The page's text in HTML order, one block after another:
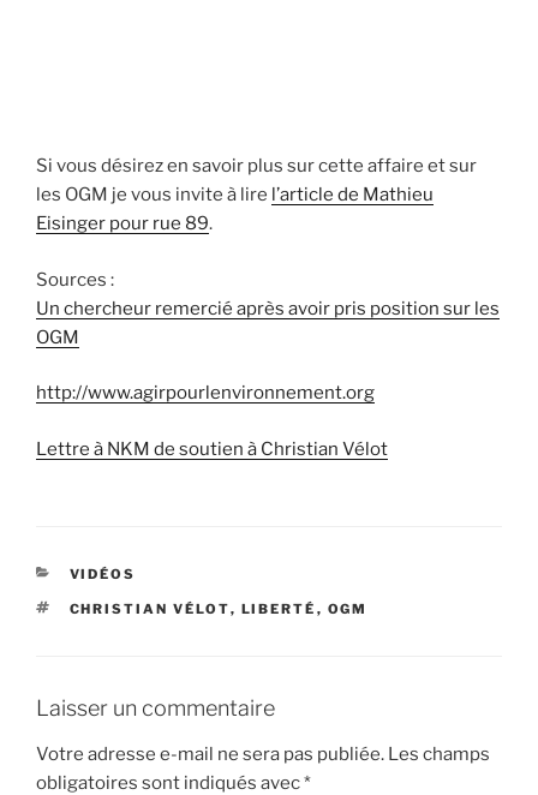
Si vous désirez en savoir plus sur cette affaire et sur
les OGM je vous invite à lire l’article de Mathieu
Eisinger pour rue 89.
Sources :
Un chercheur remercié après avoir pris position sur les
OGM
http://www.agirpourlenvironnement.org
Lettre à NKM de soutien à Christian Vélot
CATÉGORIES
VIDÉOS
ÉTIQUETTES
CHRISTIAN VÉLOT, LIBERTÉ , OGM
Laisser un commentaire
Votre adresse e-mail ne sera pas publiée. Les champs
obligatoires sont indiqués avec*